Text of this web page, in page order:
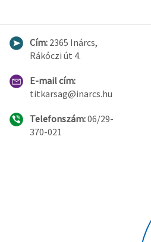
Cím: 2365 Inárcs,
Rákóczi út 4.
E-mail cím:
titkarsag@inarcs.hu
Telefonszám:06/29-
370-021